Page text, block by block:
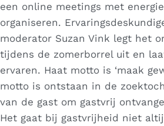
een online meetings met
organiseren.
moderator Suzan Vink legt het
tijdens de zomerborrel uit en
ervaren. Haat motto is ‘maak
motto is ontstaan in de
van de gast om gastvrij
Het gaat bij gastvrijheid niet